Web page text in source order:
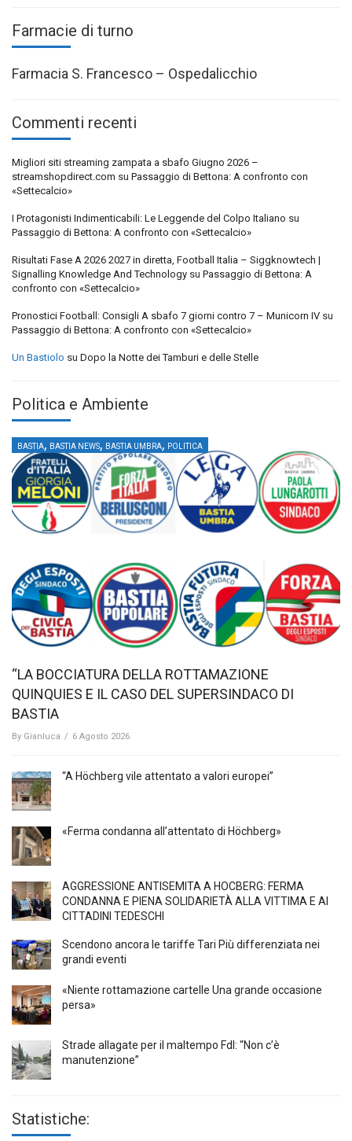
Farmacie di turno
Farmacia S. Francesco – Ospedalicchio
Commenti recenti
Migliori siti streaming zampata a sbafo Giugno 2026 –
streamshopdirect.com su Passaggio di Bettona: A confronto con
«Settecalcio»
I Protagonisti Indimenticabili: Le Leggende del Colpo Italiano su
Passaggio di Bettona: A confronto con «Settecalcio»
Risultati Fase A 2026 2027 in diretta, Football Italia – Siggknowtech |
Signalling Knowledge And Technology su Passaggio di Bettona: A
confronto con «Settecalcio»
Pronostici Football: Consigli A sbafo 7 giorni contro 7 – Municorn IV su
Passaggio di Bettona: A confronto con «Settecalcio»
Un Bastiolo su Dopo la Notte dei Tamburi e delle Stelle
Politica e Ambiente
BASTIA, BASTIA NEWS, BASTIA UMBRA, POLITICA
“LA BOCCIATURA DELLA ROTTAMAZIONE
QUINQUIES E IL CASO DEL SUPERSINDACO DI
BASTIA
By Gianluca / 6 Agosto 2026
“A Höchberg vile attentato a valori europei”
«Ferma condanna all’attentato di Höchberg»
AGGRESSIONE ANTISEMITA A HÖCBERG: FERMA
CONDANNA E PIENA SOLIDARIETÀ ALLA VITTIMA E AI
CITTADINI TEDESCHI
Scendono ancora le tariffe Tari Più differenziata nei
grandi eventi
«Niente rottamazione cartelle Una grande occasione
persa»
Strade allagate per il maltempo FdI: “Non c’è
manutenzione”
Statistiche: